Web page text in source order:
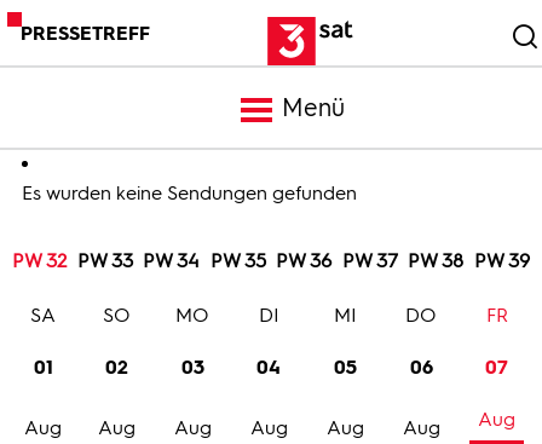
PRESSETREFF
Menü
Meldungen
Programm
Trailer
Es wurden keine Sendungen gefunden
PW 32 PW 33 PW 34 PW 35 PW 36 PW 37 PW 38 PW 39
01
Aug
SA
02
Aug
SO
03
Aug
MO
04
Aug
DI
05
Aug
MI
06
Aug
DO
07
Aug
FR